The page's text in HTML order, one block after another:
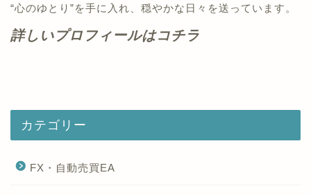
“心のゆとり”を手に入れ、穏やかな日々を送っています。
詳しいプロフィールはコチラ
カテゴリー
FX・自動売買EA